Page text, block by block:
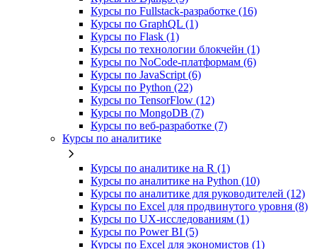
Курсы по Fullstack‑разработке (16)
Курсы по GraphQL (1)
Курсы по Flask (1)
Курсы по технологии блокчейн (1)
Курсы по NoCode‑платформам (6)
Курсы по JavaScript (6)
Курсы по Python (22)
Курсы по TensorFlow (12)
Курсы по MongoDB (7)
Курсы по веб‑разработке (7)
Курсы по аналитике
Курсы по аналитике на R (1)
Курсы по аналитике на Python (10)
Курсы по аналитике для руководителей (12)
Курсы по Excel для продвинутого уровня (8)
Курсы по UX‑исследованиям (1)
Курсы по Power BI (5)
Курсы по Excel для экономистов (1)